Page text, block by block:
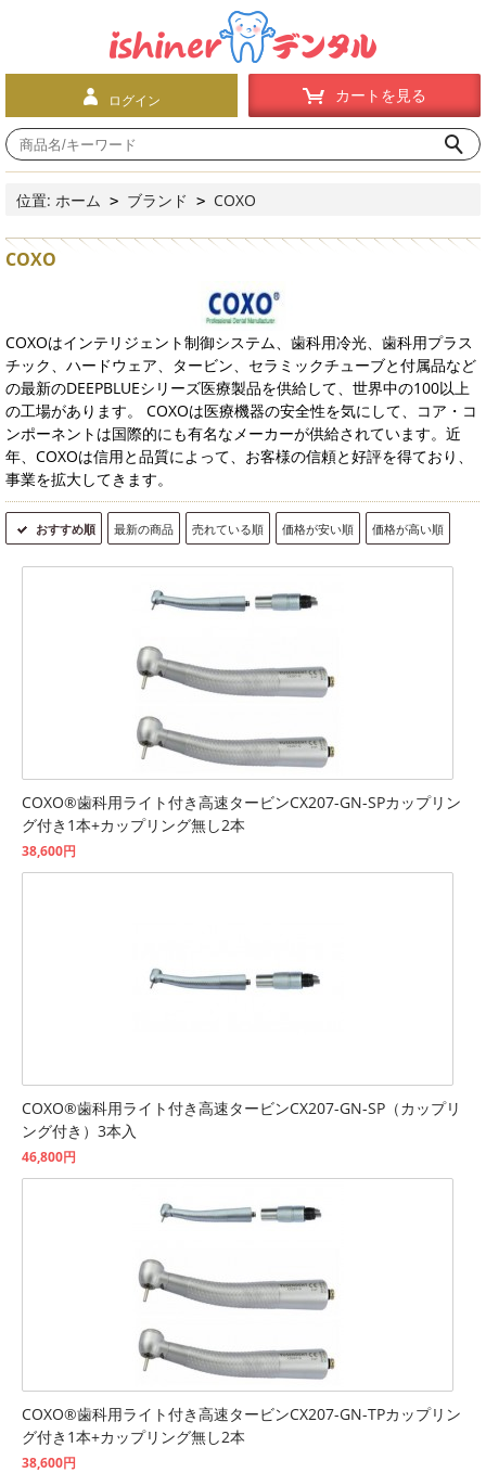
ログイン カートを見る
位置: ホーム > ブランド > COXO
COXO
COXOはインテリジェント制御システム、歯科用冷光、歯科用プラス
チック、ハードウェア、タービン、セラミックチューブと付属品など
の最新のDEEPBLUEシリーズ医療製品を供給して、世界中の100以上
の工場があります。 COXOは医療機器の安全性を気にして、コア・コ
ンポーネントは国際的にも有名なメーカーが供給されています。近
年、COXOは信用と品質によって、お客様の信頼と好評を得ており、
事業を拡大してきます。
おすすめ順 最新の商品 売れている順 価格が安い順 価格が高い順
COXO®歯科用ライト付き高速タービンCX207-GN-SPカップリン
グ付き1本+カップリング無し2本
38,600円
COXO®歯科用ライト付き高速タービンCX207-GN-SP（カップリ
ング付き）3本入
46,800円
COXO®歯科用ライト付き高速タービンCX207-GN-TPカップリン
グ付き1本+カップリング無し2本
38,600円